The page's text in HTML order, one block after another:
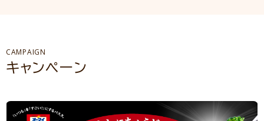
CAMPAIGN
キャンペーン